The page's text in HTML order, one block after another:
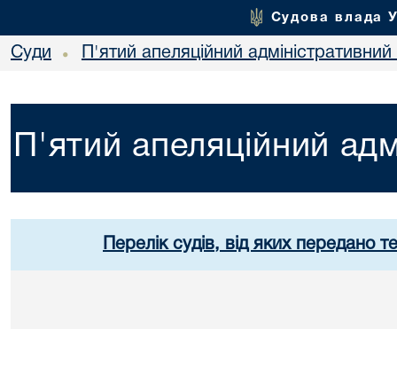
Судова влада
Суди • П'ятий апеляційний адміністративний
П'ятий апеляційний
Перелік судів, від яких передано